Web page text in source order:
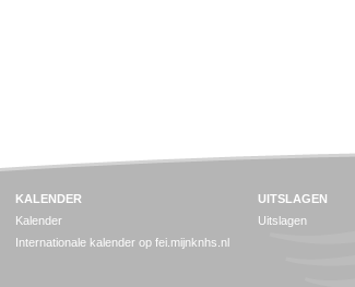
KALENDER
Kalender
Internationale kalender op fei.mijnknhs.nl
UITSLAGEN
Uitslagen